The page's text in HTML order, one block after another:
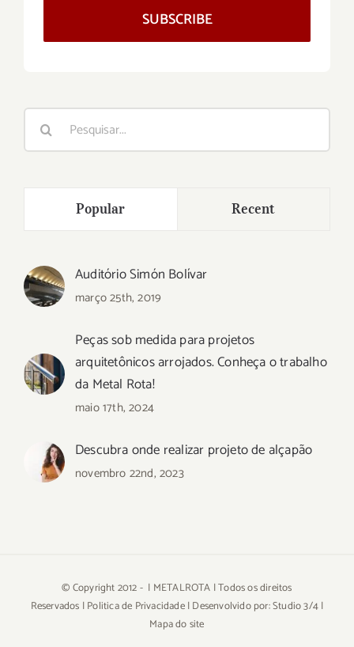
SUBSCRIBE
Buscar
resultados
Popular Recent
Auditório Simón Bolívar
março 25th, 2019
Peças sob medida para projetos
arquitetônicos arrojados. Conheça o trabalho
da Metal Rota!
maio 17th, 2024
Descubra onde realizar projeto de alçapão
novembro 22nd, 2023
© Copyright 2012 - | METALROTA | Todos os direitos
Reservados |Politica de Privacidade| Desenvolvido por:Studio 3/4|
Mapa do site